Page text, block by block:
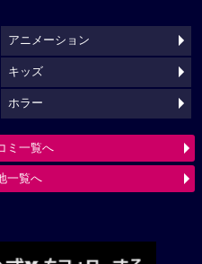
アニメーション
キッズ
ホラー
ミ一覧へ
一覧へ